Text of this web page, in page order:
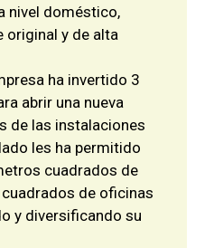
nivel doméstico,
original y de alta
ha invertido 3
abrir una nueva
de las instalaciones
les ha permitido
cuadrados de
de oficinas
y diversificando su